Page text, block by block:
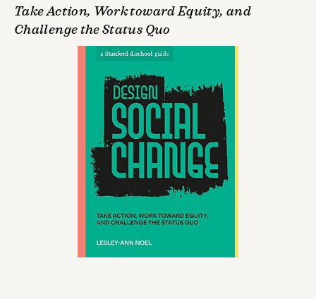
Take Action, Work toward Equity, and
Challenge the Status Quo